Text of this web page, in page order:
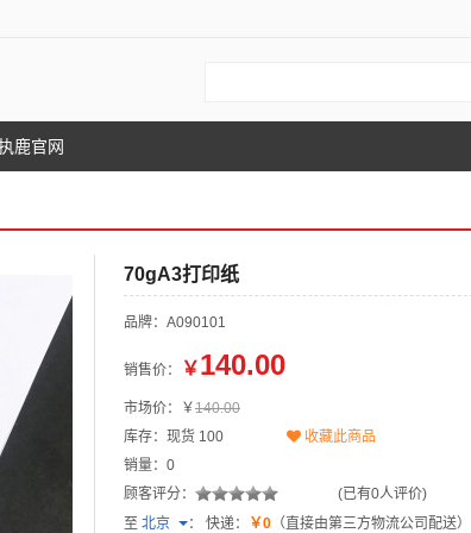
鹿官网
70gA3打印纸
品牌：A090101
销售价： ￥140.00
市场价：￥140.00
库存：现货 100
收藏此商品
销量：0
顾客评分：
(已有0人评价)
至 北京 ： 快递： ￥0 （直接由第三方物流公司配送）